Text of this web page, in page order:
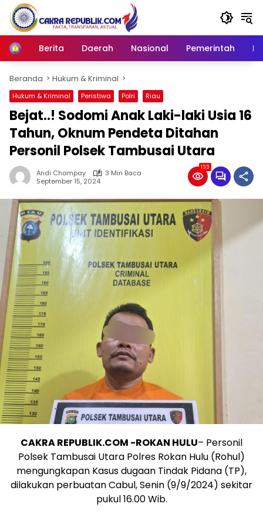
Langsung
konten
Home
Berita Daerah Nasional Pemerintah
Beranda Hukum & Kriminal
Hukum & Kriminal Peristiwa Polri Riau
Bejat..! Sodomi Anak Laki-laki Usia 16
Tahun, Oknum Pendeta Ditahan
Personil Polsek Tambusai Utara
Andi Champay
3 Min Baca
September 15, 2024
133
CAKRA REPUBLIK.COM -ROKAN HULU– Personil
Polsek Tambusai Utara Polres Rokan Hulu (Rohul)
mengungkapan Kasus dugaan Tindak Pidana (TP),
dilakukan perbuatan Cabul, Senin (9/9/2024) sekitar
pukul 16.00 Wib.